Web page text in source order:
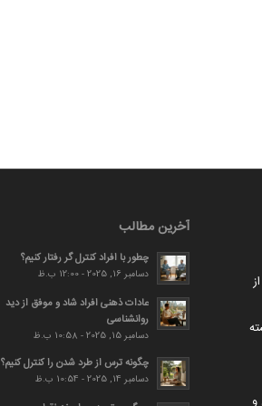
آخرین مطالب
چطور با افراد کنترل گر رفتار کنیم؟
دسامبر 16, 2025 - 12:00 ب.ظ
عادات ذهنی افراد شاد و موفق از دید
روانشناسی
دسامبر 15, 2025 - 10:58 ب.ظ
چگونه ترس از طرد شدن را کنترل کنیم؟
دسامبر 14, 2025 - 10:54 ب.ظ